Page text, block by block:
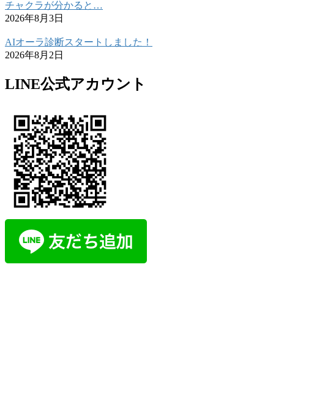
チャクラが分かると…
2026年8月3日
AIオーラ診断スタートしました！
2026年8月2日
LINE公式アカウント